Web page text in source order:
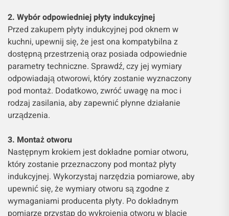
2. Wybór odpowiedniej płyty indukcyjnej
Przed zakupem płyty indukcyjnej pod oknem w
kuchni, upewnij się, że jest ona kompatybilna z
dostępną przestrzenią oraz posiada odpowiednie
parametry techniczne. Sprawdź, czy jej wymiary
odpowiadają otworowi, który zostanie wyznaczony
pod montaż. Dodatkowo, zwróć uwagę na moc i
rodzaj zasilania, aby zapewnić płynne działanie
urządzenia.
3. Montaż otworu
Następnym krokiem jest dokładne pomiar otworu,
który zostanie przeznaczony pod montaż płyty
indukcyjnej. Wykorzystaj narzędzia pomiarowe, aby
upewnić się, że wymiary otworu są zgodne z
wymaganiami producenta płyty. Po dokładnym
pomiarze przystąp do wykrojenia otworu w blacie